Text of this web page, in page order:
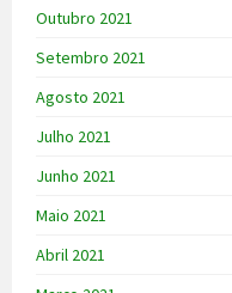
Outubro 2021
Setembro 2021
Agosto 2021
Julho 2021
Junho 2021
Maio 2021
Abril 2021